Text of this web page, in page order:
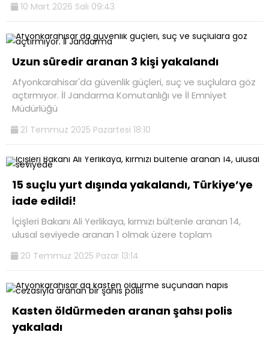
10 Mart 2026 Salı 09:43
Uzun süredir aranan 3 kişi yakalandı
Afyonkarahisar'da güvenlik güçleri, suç ve suçlulara göz
açtırmıyor. İl Jandarma Komutanlığı ve İl Emniyet
Müdürlüğü
21 Temmuz 2025 Pazartesi 18:10
15 suçlu yurt dışında yakalandı, Türkiye’ye
iade edildi!
İçişleri Bakanı Ali Yerlikaya, kırmızı bültenle aranan 14,
ulusal seviyede aranan 1 olmak üzere toplam
20 Temmuz 2025 Pazar 13:14
Kasten öldürmeden aranan şahsı polis
yakaladı